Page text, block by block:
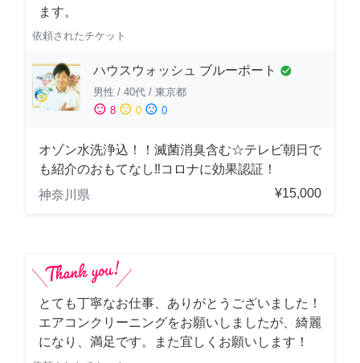
ます。
依頼されたチケット
ハウスウォッシュ ブルーポート check_circle
男性 / 40代 / 東京都
sentiment_satisfied 8 sentiment_neutral 0 sentiment_dissatisfied 0
オゾン水洗浄込！！滅菌消臭含む☆テレビ朝日で
も紹介のおもてなし‼コロナに効果認証！
神奈川県
¥15,000
とても丁寧なお仕事、ありがとうございました！
エアコンクリーニングをお願いしましたが、綺麗
になり、満足です。また宜しくお願いします！